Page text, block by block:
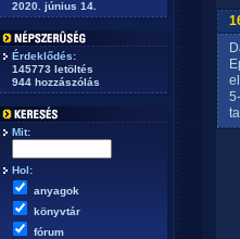
2020. június 14.
Érdeklődés:
145773 letöltés
944 hozzászólás
Mit:
Hol:
anyagok
könyvtár
fórum